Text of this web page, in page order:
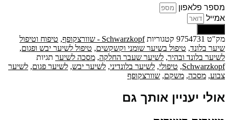
מספר פלאפון
אמייל
מק"ט 9754731 קטגוריות Schwarzkopf - שוורצקופף , טיפוח וטיפול
שיער בלונד, טיפול בשיער שומני וקשקשים, טיפול לשיער יבש ופגום,
לשיער בלונד ובהיר, לשיער שעבר החלקה, מסכה לשיער תגיות
Schwarzkopf
, טיפולי, לשיער בלונדיני, לשיער יבש, לשיער פגום, לשיער
צבוע, מסכה, משקם, שוורצקופף
אולי יעניין אותך גם